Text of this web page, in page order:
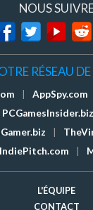
NOUS
RÉSEAU
AppSpy.com
PCGamesInsider.biz
L'ÉQUIPE
CONTACT